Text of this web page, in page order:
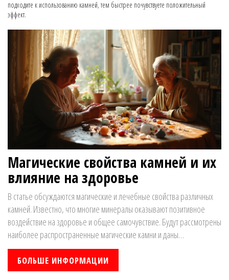
подходите к использованию камней, тем быстрее почувствуете положительный
эффект.
Магические свойства камней и их
влияние на здоровье
В статье обсуждаются магические и лечебные свойства различных
камней. Известно, что многие минералы оказывают позитивное
воздействие на здоровье и общее самочувствие. Будут рассмотрены
наиболее распространенные магические камни и даны
рекомендации по их использованию. Читатели узнают, как правильно
выбирать камни для получения максимальной пользы. Такой подход
поможет улучшить качество жизни и обрести гармонию.
БОЛЬШЕ ИНФОРМАЦИИ